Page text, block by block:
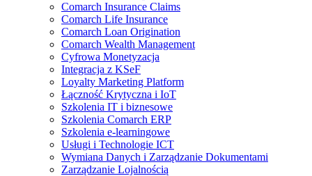
Comarch Insurance Claims
Comarch Life Insurance
Comarch Loan Origination
Comarch Wealth Management
Cyfrowa Monetyzacja
Integracja z KSeF
Loyalty Marketing Platform
Łączność Krytyczna i IoT
Szkolenia IT i biznesowe
Szkolenia Comarch ERP
Szkolenia e-learningowe
Usługi i Technologie ICT
Wymiana Danych i Zarządzanie Dokumentami
Zarządzanie Lojalnością